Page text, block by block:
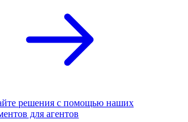
решения с помощью наших
для агентов